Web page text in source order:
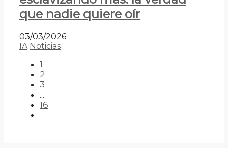
que nadie quiere oír
03/03/2026
IA Noticias
1
2
3
...
16